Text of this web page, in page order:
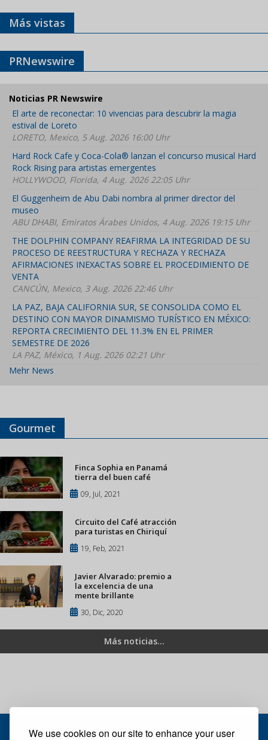
We use cookies on our site to enhance your user
Más vistas
PRNewswire
Noticias PR Newswire
El arte de reconectar: 10 vivencias para descubrir la magia
estival de Loreto
LORETO, Mexico, 5 Aug. 2026 16:00 Uhr
Hard Rock Cafe y Coca-Cola® lanzan el concurso musical Hard
Rock Rising para artistas emergentes
HOLLYWOOD, Florida, 4 Aug. 2026 22:05 Uhr
El Guggenheim de Abu Dabi nombra al primer director del
museo
ABU DHABI, Emiratos Árabes Unidos, 4 Aug. 2026 19:15 Uhr
THE DOLPHIN COMPANY REAFIRMA LA INTEGRIDAD DE SU
PROCESO DE REESTRUCTURA Y RECHAZA Y RECHAZA
AFIRMACIONES INEXACTAS SOBRE EL PROCEDIMIENTO DE
VENTA
CANCÚN, Mexico, 3 Aug. 2026 22:46 Uhr
LA PAZ, BAJA CALIFORNIA SUR, SE CONSOLIDA COMO EL
DESTINO CON MAYOR DINAMISMO TURÍSTICO EN MÉXICO:
REPORTA CRECIMIENTO DEL 11.3% EN EL PRIMER
SEMESTRE DE 2026
LA PAZ, México, 1 Aug. 2026 02:21 Uhr
Mehr News
Gourmet
Finca Sophia en Panamá
tierra del buen café
09, Jul, 2021
Circuito del Café atracción
para turistas en Chiriquí
19, Feb, 2021
Javier Alvarado: premio a
la excelencia de una
mente brillante
30, Dic, 2020
Más noticias...